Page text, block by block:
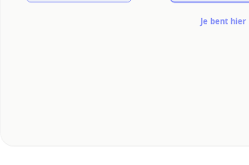
Je bent hier